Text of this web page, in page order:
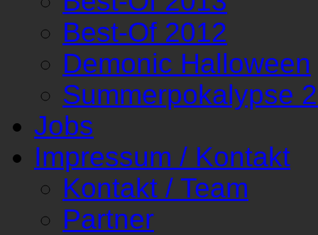
Best-Of 2012
Demonic Halloween
Summerpokalypse
Jobs
Impressum / Kontakt
Kontakt / Team
Partner